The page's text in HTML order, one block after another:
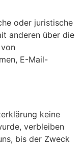
oder juristische
anderen über die
E-Mail-
keine
verbleiben
bis der Zweck